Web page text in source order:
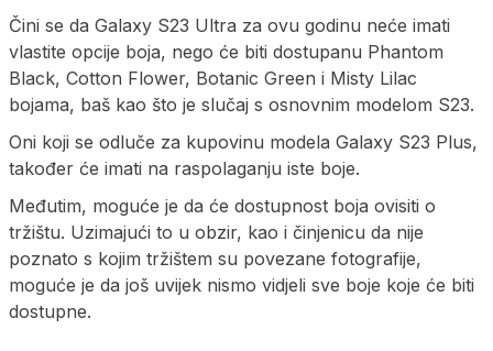
Čini se da Galaxy S23 Ultra za ovu godinu neće imati
vlastite opcije boja, nego će biti dostupanu Phantom
Black, Cotton Flower, Botanic Green i Misty Lilac
bojama, baš kao što je slučaj s osnovnim modelom S23.
Oni koji se odluče za kupovinu modela Galaxy S23 Plus,
također će imati na raspolaganju iste boje.
Međutim, moguće je da će dostupnost boja ovisiti o
tržištu. Uzimajući to u obzir, kao i činjenicu da nije
poznato s kojim tržištem su povezane fotografije,
moguće je da još uvijek nismo vidjeli sve boje koje će biti
dostupne.